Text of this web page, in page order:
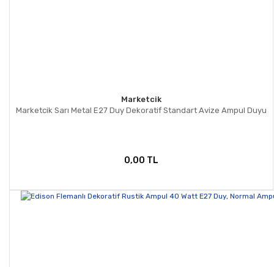
Marketcik
Marketcik Sarı Metal E27 Duy Dekoratif Standart Avize Ampul Duyu
0,00 TL